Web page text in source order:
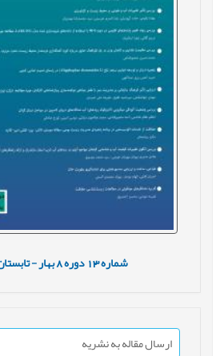
شماره13 دوره8 بهار - تابستان
ارسال مقاله به نشریه